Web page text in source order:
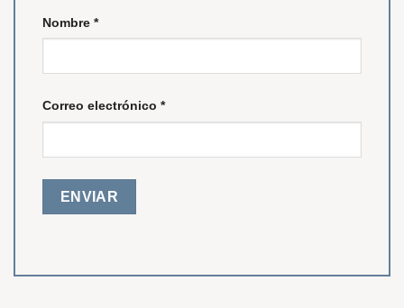
Nombre *
Correo electrónico *